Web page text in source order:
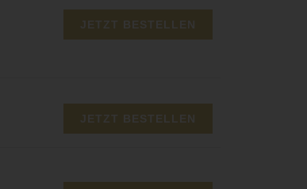
JETZT BESTELLEN
JETZT BESTELLEN